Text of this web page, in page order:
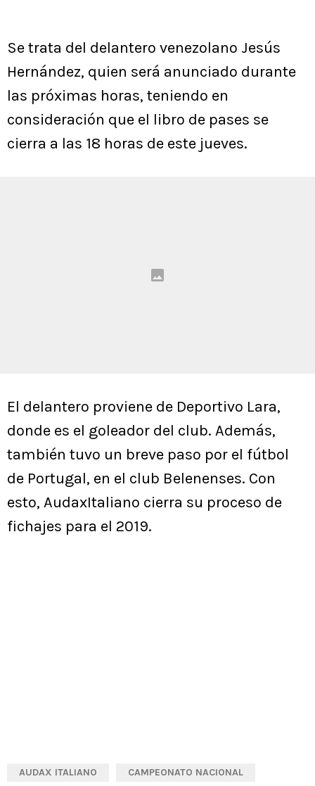
Se trata del delantero venezolano Jesús
Hernández, quien será anunciado durante
las próximas horas, teniendo en
consideración que el libro de pases se
cierra a las 18 horas de este jueves.
El delantero proviene de Deportivo Lara,
donde es el goleador del club. Además,
también tuvo un breve paso por el fútbol
de Portugal, en el club Belenenses. Con
esto, AudaxItaliano cierra su proceso de
fichajes para el 2019.
AUDAX ITALIANO CAMPEONATO NACIONAL